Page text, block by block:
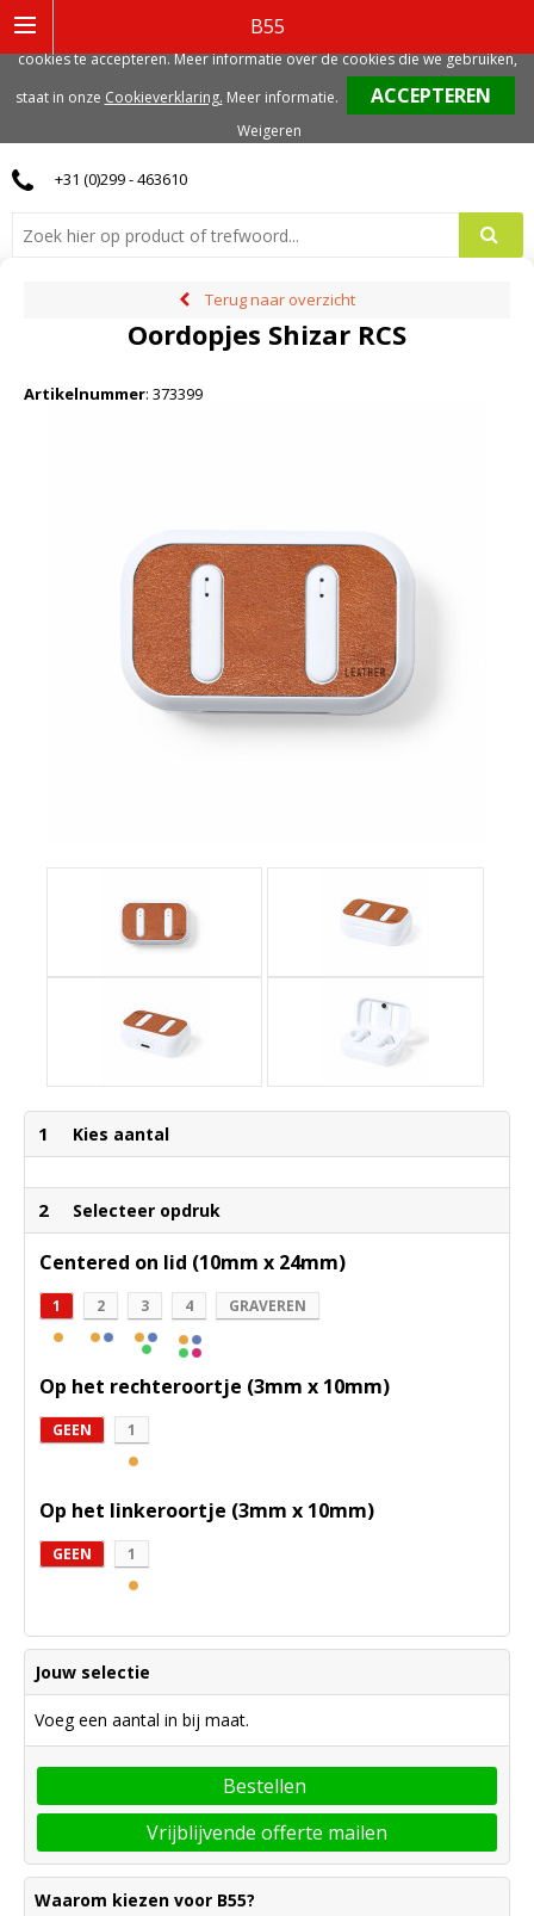
B55
0
+31 (0)299 - 463610
Terug naar overzicht
Oordopjes Shizar RCS
Artikelnummer: 373399
1 Kies aantal
2 Selecteer opdruk
Centered on lid (10mm x 24mm)
1 2 3 4 GRAVEREN
Op het rechteroortje (3mm x 10mm)
GEEN 1
Op het linkeroortje (3mm x 10mm)
GEEN 1
Jouw selectie
Voeg een aantal in bij maat.
Bestellen
Vrijblijvende offerte mailen
Waarom kiezen voor B55?
gerelateerde cookies. Voor de beste gebruikerservaring, adviseren we deze
cookies te accepteren. Meer informatie over de cookies die we gebruiken,
staat in onze Cookieverklaring. Meer informatie.
Weigeren